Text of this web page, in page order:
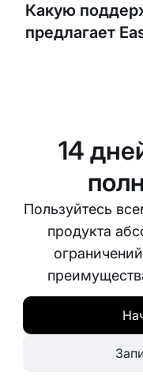
платформами
привлечь больше
Какую
предлагает
или проблемами.
14
Пользуйтесь
продукта